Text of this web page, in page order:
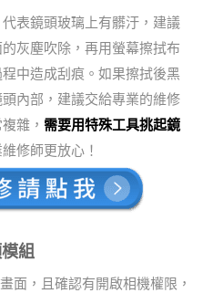
表鏡頭玻璃上有髒汙，建議
灰塵吹除，再用螢幕擦拭布
中造成刮痕。如果擦拭後黑
內部，建議交給專業的維修
雜， 需要用特殊工具挑起鏡
維修師更放心！
組
面，且確認有開啟相機權限，